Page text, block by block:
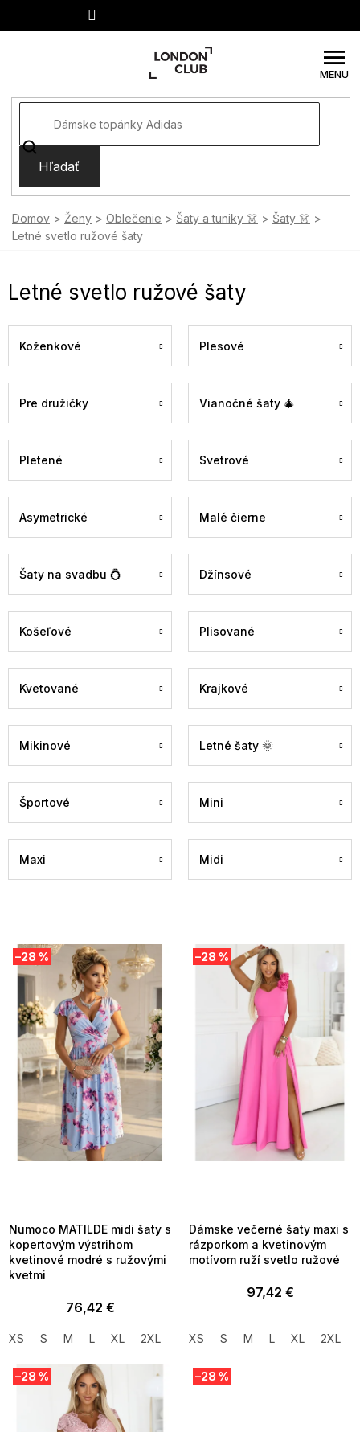
Hľadať
Domov Ženy Oblečenie Šaty a tuniky 👗
Šaty 👗
Letné svetlo ružové šaty
Letné svetlo ružové šaty
Koženkové Plesové
Pre družičky Vianočné šaty 🎄
Pletené Svetrové
Asymetrické Malé čierne
Šaty na svadbu 💍 Džínsové
Košeľové Plisované
Kvetované Krajkové
Mikinové Letné šaty 🌞
Športové Mini
Maxi Midi
V
ý
p
–28 %
Numoco MATILDE midi šaty s
kopertovým výstrihom
kvetinové modré s ružovými
kvetmi
76,42 €
XS S M L XL 2XL
–28 %
Dámske večerné šaty maxi s
rázporkom a kvetinovým
motívom ruží svetlo ružové
97,42 €
XS S M L XL 2XL
–28 % –28 %